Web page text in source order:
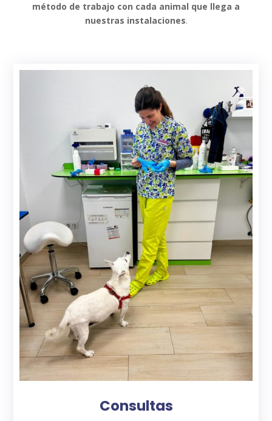
método de trabajo con cada animal que llega a
nuestras instalaciones.
Consultas